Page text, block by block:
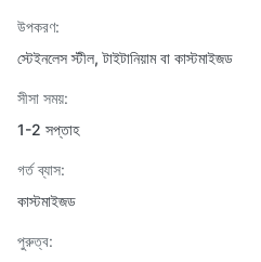
উপকরণ:
স্টেইনলেস স্টীল, টাইটানিয়াম বা কাস্টমাইজড
সীসা সময়:
1-2 সপ্তাহ
গর্ত ব্যাস:
কাস্টমাইজড
পুরুত্ব: